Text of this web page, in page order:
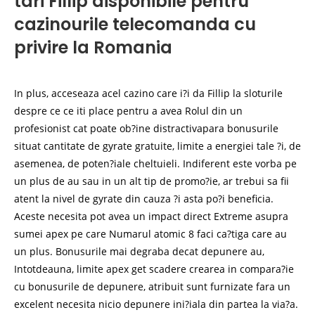
cazinourile telecomanda cu
privire la Romania
In plus, acceseaza acel cazino care i?i da Fillip la sloturile
despre ce ce iti place pentru a avea Rolul din un
profesionist cat poate ob?ine distractivapara bonusurile
situat cantitate de gyrate gratuite, limite a energiei tale ?i, de
asemenea, de poten?iale cheltuieli. Indiferent este vorba pe
un plus de au sau in un alt tip de promo?ie, ar trebui sa fii
atent la nivel de gyrate din cauza ?i asta po?i beneficia.
Aceste necesita pot avea un impact direct Extreme asupra
sumei apex pe care Numarul atomic 8 faci ca?tiga care au
un plus. Bonusurile mai degraba decat depunere au,
Intotdeauna, limite apex get scadere crearea in compara?ie
cu bonusurile de depunere, atribuit sunt furnizate fara un
excelent necesita nicio depunere ini?iala din partea la via?a.